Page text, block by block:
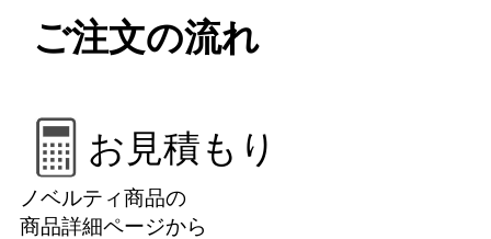
ご注文の流れ
お見積もり
ノベルティ商品の
商品詳細ページから